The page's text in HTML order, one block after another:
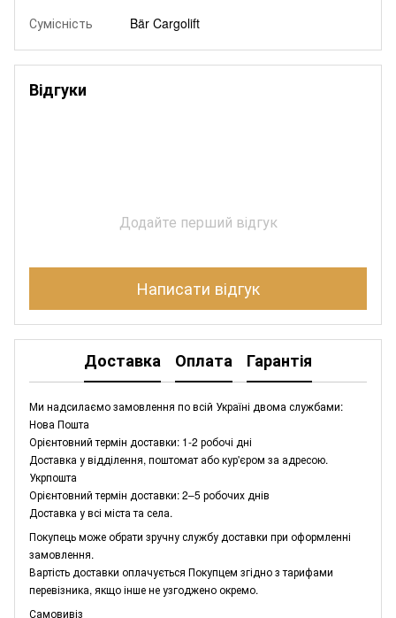
Сумісність Bär Cargolift
Відгуки
Додайте перший відгук
Написати відгук
Доставка Оплата Гарантія
Ми надсилаємо замовлення по всій Україні двома службами:
Нова Пошта
Орієнтовний термін доставки: 1-2 робочі дні
Доставка у відділення, поштомат або кур'єром за адресою.
Укрпошта
Орієнтовний термін доставки: 2–5 робочих днів
Доставка у всі міста та села.
Покупець може обрати зручну службу доставки при оформленні
замовлення.
Вартість доставки оплачується Покупцем згідно з тарифами
перевізника, якщо інше не узгоджено окремо.
Самовивіз